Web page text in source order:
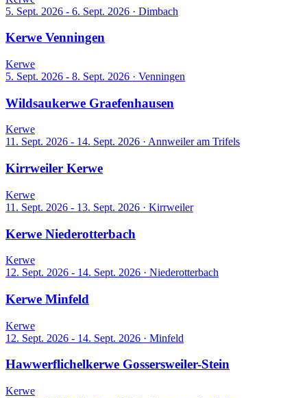
5. Sept. 2026 - 6. Sept. 2026 · Dimbach
Kerwe Venningen
Kerwe
5. Sept. 2026 - 8. Sept. 2026 · Venningen
Wildsaukerwe Graefenhausen
Kerwe
11. Sept. 2026 - 14. Sept. 2026 · Annweiler am Trifels
Kirrweiler Kerwe
Kerwe
11. Sept. 2026 - 13. Sept. 2026 · Kirrweiler
Kerwe Niederotterbach
Kerwe
12. Sept. 2026 - 14. Sept. 2026 · Niederotterbach
Kerwe Minfeld
Kerwe
12. Sept. 2026 - 14. Sept. 2026 · Minfeld
Hawwerflichelkerwe Gossersweiler-Stein
Kerwe